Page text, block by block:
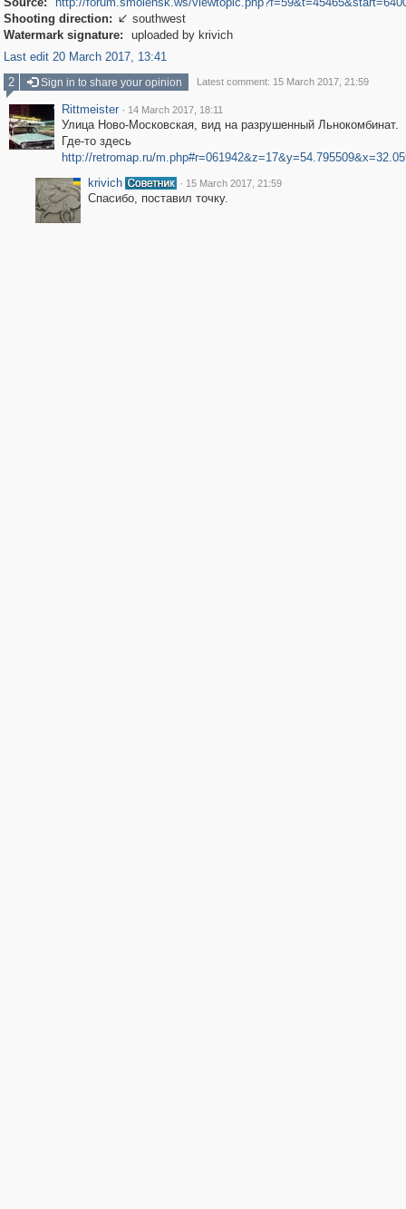
Shooting direction:  southwest
Watermark signature:
uploaded by krivich
Last edit 20 March 2017, 13:41
2
Sign in to share your opinion Latest comment: 15 March 2017, 21:59
Rittmeister · 14 March 2017, 18:11
Улица Ново-Московская, вид на разрушенный Льнокомбинат.
Где-то здесь
http://retromap.ru/
krivich
· 15 March 2017, 21:59
Спасибо, поставил точку.